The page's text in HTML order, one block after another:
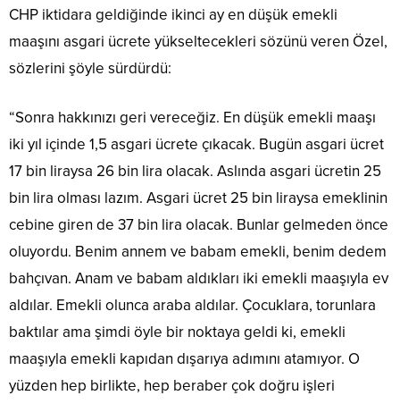
CHP iktidara geldiğinde ikinci ay en düşük emekli
maaşını asgari ücrete yükseltecekleri sözünü veren Özel,
sözlerini şöyle sürdürdü:
“Sonra hakkınızı geri vereceğiz. En düşük emekli maaşı
iki yıl içinde 1,5 asgari ücrete çıkacak. Bugün asgari ücret
17 bin liraysa 26 bin lira olacak. Aslında asgari ücretin 25
bin lira olması lazım. Asgari ücret 25 bin liraysa emeklinin
cebine giren de 37 bin lira olacak. Bunlar gelmeden önce
oluyordu. Benim annem ve babam emekli, benim dedem
bahçıvan. Anam ve babam aldıkları iki emekli maaşıyla ev
aldılar. Emekli olunca araba aldılar. Çocuklara, torunlara
baktılar ama şimdi öyle bir noktaya geldi ki, emekli
maaşıyla emekli kapıdan dışarıya adımını atamıyor. O
yüzden hep birlikte, hep beraber çok doğru işleri